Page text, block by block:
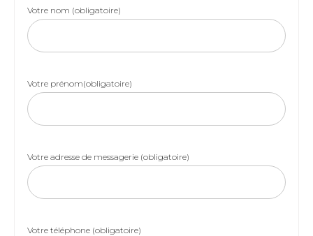
Votre nom (obligatoire)
Votre prénom(obligatoire)
Votre adresse de messagerie (obligatoire)
Votre téléphone (obligatoire)